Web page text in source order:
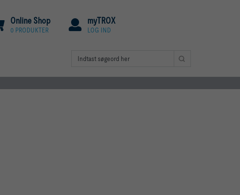
myTROX
LOG IND
Online Shop
0 PRODUKTER